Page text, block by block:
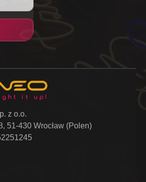
z o.o.
51-430 Wrocław (Polen)